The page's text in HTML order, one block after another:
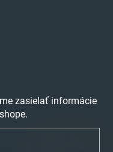
zasielať informácie